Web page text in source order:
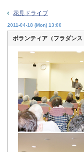
花見ドライブ
2011-04-18 (Mon) 13:00
ボランティア（フラダン